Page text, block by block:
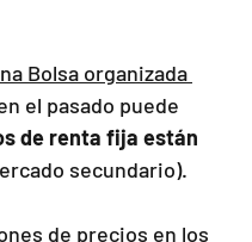
Bolsa organizada
el pasado puede
de renta fija están
secundario).
de precios en los